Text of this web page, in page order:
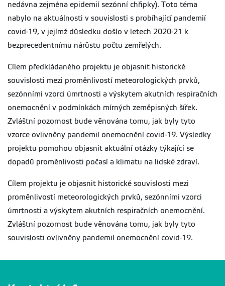
nedávna zejména epidemií sezónní chřipky). Toto téma
nabylo na aktuálnosti v souvislosti s probíhající pandemií
covid-19, v jejímž důsledku došlo v letech 2020-21 k
bezprecedentnímu nárůstu počtu zemřelých.
Cílem předkládaného projektu je objasnit historické
souvislosti mezi proměnlivostí meteorologických prvků,
sezónními vzorci úmrtnosti a výskytem akutních respiračních
onemocnění v podmínkách mírných zeměpisných šířek.
Zvláštní pozornost bude věnována tomu, jak byly tyto
vzorce ovlivněny pandemií onemocnění covid-19. Výsledky
projektu pomohou objasnit aktuální otázky týkající se
dopadů proměnlivosti počasí a klimatu na lidské zdraví.
Cílem projektu je objasnit historické souvislosti mezi
proměnlivostí meteorologických prvků, sezónními vzorci
úmrtnosti a výskytem akutních respiračních onemocnění.
Zvláštní pozornost bude věnována tomu, jak byly tyto
souvislosti ovlivněny pandemií onemocnění covid-19.